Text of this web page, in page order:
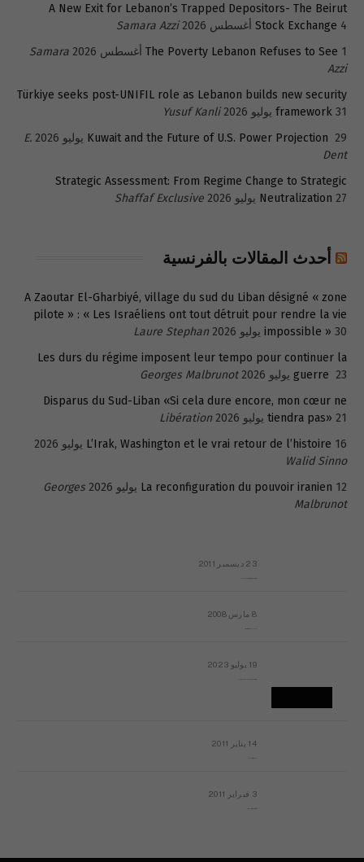
A New Exit for Lebanon’s Trapped Depositors- The Beirut
Stock Exchange 4 أغسطس 2026
Samara Azzi
The Poverty Lebanon Refuses to See 1 أغسطس 2026
Samara
Azzi
Türkiye seeks post-UNIFIL role as Lebanon builds new security
framework 31 يوليو 2026
Yusuf Kanli
Kuwait and the Future of U.S. Power Projection 29 يوليو 2026
E.
Dent
Strategic Assessment: From Regime Change to Strategic
Neutralization 27 يوليو 2026 Shaffaf Exclusive
أحدث المقالات بالفرنسية
A Zaoutar El-Gharbiyé, village du sud du Liban désigné « zone
pilote » : « Les Israéliens ont tout détruit pour rendre la vie
impossible » 30 يوليو 2026
Laure Stephan
Les durs du régime imposent leur tempo pour continuer la
guerre 23 يوليو 2026
Georges Malbrunot
Disparus du Sud-Liban «Si cela dure encore, mon cœur ne
tiendra pas» 21 يوليو 2026
Libération
L’Irak, Washington et le vrai retour de l’histoire 16 يوليو 2026
Walid Sinno
La reconfiguration du pouvoir iranien 12 يوليو 2026
Georges
Malbrunot
23 ديسمبر 2011
8 مارس 2008
19 يوليو 2023
14 يناير 2011
3 فبراير 2011